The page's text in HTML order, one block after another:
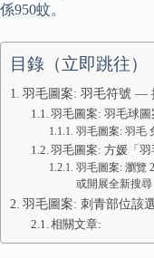
係950蚊。
目錄（立即跳往）
羽毛圖案: 羽毛符號 —
羽毛圖案: 羽毛球
羽毛圖案: 羽毛
羽毛圖案: 方媛「
羽毛圖案: 瀏覽
或開展全新搜尋
羽毛圖案: 刺青部位該
相關文章: